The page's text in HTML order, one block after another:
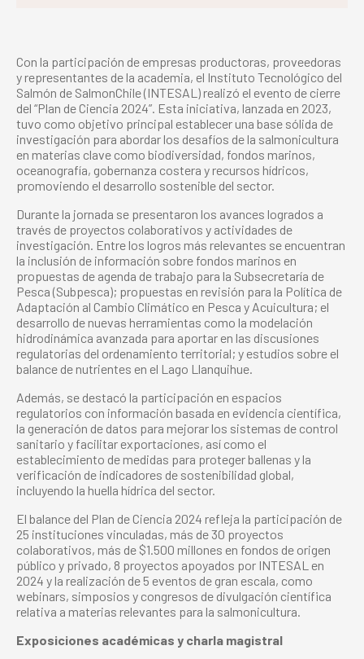
Con la participación de empresas productoras, proveedoras
y representantes de la academia, el Instituto Tecnológico del
Salmón de SalmonChile (INTESAL) realizó el evento de cierre
del “Plan de Ciencia 2024”. Esta iniciativa, lanzada en 2023,
tuvo como objetivo principal establecer una base sólida de
investigación para abordar los desafíos de la salmonicultura
en materias clave como biodiversidad, fondos marinos,
oceanografía, gobernanza costera y recursos hídricos,
promoviendo el desarrollo sostenible del sector.
Durante la jornada se presentaron los avances logrados a
través de proyectos colaborativos y actividades de
investigación. Entre los logros más relevantes se encuentran
la inclusión de información sobre fondos marinos en
propuestas de agenda de trabajo para la Subsecretaría de
Pesca (Subpesca); propuestas en revisión para la Política de
Adaptación al Cambio Climático en Pesca y Acuicultura; el
desarrollo de nuevas herramientas como la modelación
hidrodinámica avanzada para aportar en las discusiones
regulatorias del ordenamiento territorial; y estudios sobre el
balance de nutrientes en el Lago Llanquihue.
Además, se destacó la participación en espacios
regulatorios con información basada en evidencia científica,
la generación de datos para mejorar los sistemas de control
sanitario y facilitar exportaciones, así como el
establecimiento de medidas para proteger ballenas y la
verificación de indicadores de sostenibilidad global,
incluyendo la huella hídrica del sector.
El balance del Plan de Ciencia 2024 refleja la participación de
25 instituciones vinculadas, más de 30 proyectos
colaborativos, más de $1.500 millones en fondos de origen
público y privado, 8 proyectos apoyados por INTESAL en
2024 y la realización de 5 eventos de gran escala, como
webinars, simposios y congresos de divulgación científica
relativa a materias relevantes para la salmonicultura.
Exposiciones académicas y charla magistral